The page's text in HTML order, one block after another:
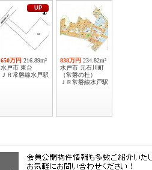
UP
650万円 216.89m²
水戸市 東台
ＪＲ常磐線水戸駅
838万円 234.82m²
水戸市 元石川町
（常磐の杜）
ＪＲ常磐線水戸駅